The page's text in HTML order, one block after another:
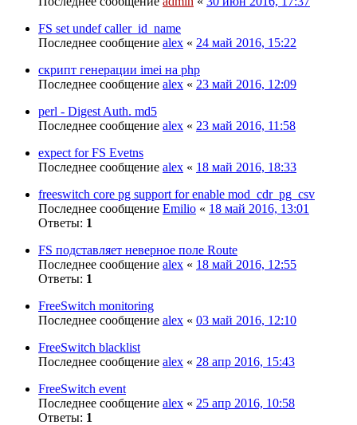
FS set undef caller_id_name
Последнее сообщение alex « 24 май 2016, 15:22
скрипт генерации imei на php
Последнее сообщение alex « 23 май 2016, 12:09
perl - Digest Auth. md5
Последнее сообщение alex « 23 май 2016, 11:58
expect for FS Evetns
Последнее сообщение alex « 18 май 2016, 18:33
freeswitch core pg support for enable mod_cdr_pg_csv
Последнее сообщение Emilio « 18 май 2016, 13:01
Ответы: 1
FS подставляет неверное поле Route
Последнее сообщение alex « 18 май 2016, 12:55
Ответы: 1
FreeSwitch monitoring
Последнее сообщение alex « 03 май 2016, 12:10
FreeSwitch blacklist
Последнее сообщение alex « 28 апр 2016, 15:43
FreeSwitch event
Последнее сообщение alex « 25 апр 2016, 10:58
Ответы: 1